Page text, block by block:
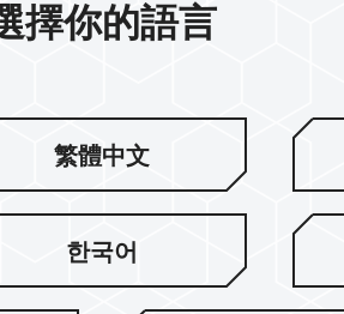
作時因
擇你的語言
繁體中文
한국어